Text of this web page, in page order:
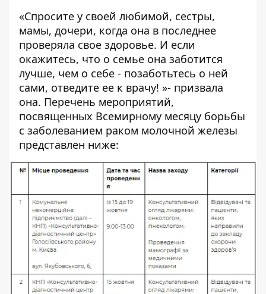
«Спросите у своей любимой, сестры,
мамы, дочери, когда она в последнее
проверяла свое здоровье. И если
окажитесь, что о семье она заботится
лучше, чем о себе - позаботьтесь о ней
сами, отведите ее к врачу! »- призвала
она. Перечень мероприятий,
посвященных Всемирному месяцу борьбы
с заболеванием раком молочной железы
представлен ниже: